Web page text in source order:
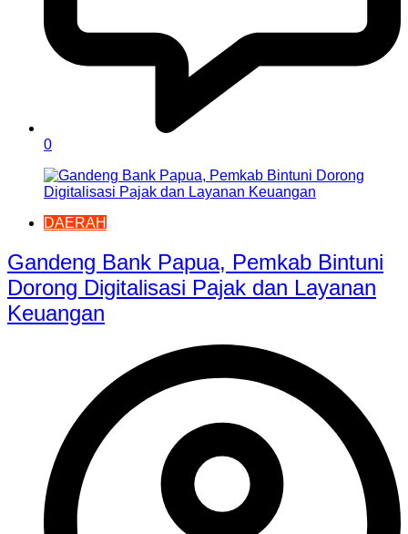
0
DAERAH
Gandeng Bank Papua, Pemkab Bintuni
Dorong Digitalisasi Pajak dan Layanan
Keuangan